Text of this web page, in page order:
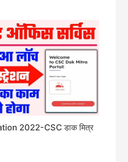
2022-CSC डाक मित्र